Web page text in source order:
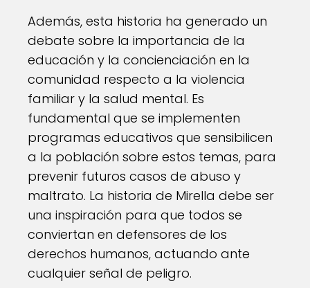
Además, esta historia ha generado un
debate sobre la importancia de la
educación y la concienciación en la
comunidad respecto a la violencia
familiar y la salud mental. Es
fundamental que se implementen
programas educativos que sensibilicen
a la población sobre estos temas, para
prevenir futuros casos de abuso y
maltrato. La historia de Mirella debe ser
una inspiración para que todos se
conviertan en defensores de los
derechos humanos, actuando ante
cualquier señal de peligro.